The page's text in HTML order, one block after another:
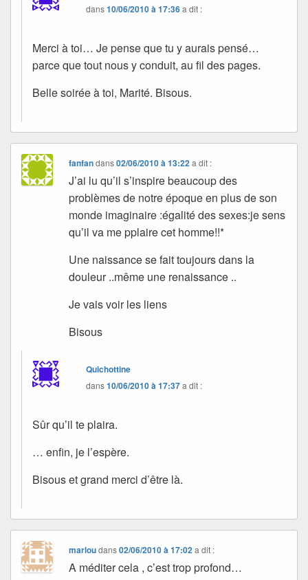
dans10/06/2010 à 17:36a dit :
Merci à toi… Je pense que tu y aurais pensé…
parce que tout nous y conduit, au fil des pages.
Belle soirée à toi, Marité. Bisous.
fanfandans02/06/2010 à 13:22 a dit :
J’ai lu qu’il s’inspire beaucoup des
problèmes de notre époque en plus de son
monde imaginaire :égalité des sexes:je sens
qu’il va me pplaire cet homme!!*
Une naissance se fait toujours dans la
douleur ..même une renaissance ..
Je vais voir les liens
Bisous
Quichottine
dans10/06/2010 à 17:37a dit :
Sûr qu’il te plaira.
… enfin, je l’espère.
Bisous et grand merci d’être là.
marloudans02/06/2010 à 17:02 a dit :
A méditer cela , c’est trop profond…